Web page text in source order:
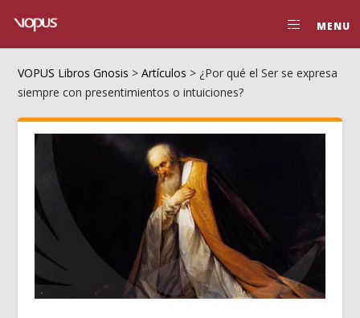
MENU
VOPUS Libros Gnosis >Artículos > ¿Por qué el Ser se expresa
siempre con presentimientos o intuiciones?